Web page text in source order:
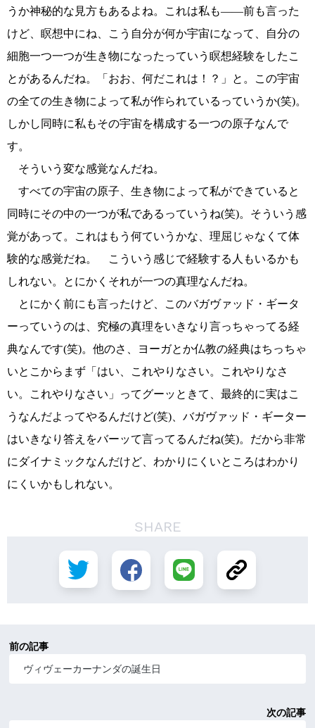
うか神秘的な見方もあるよね。これは私も――前も言った
けど、瞑想中にね、こう自分が何か宇宙になって、自分の
細胞一つ一つが生き物になったっていう瞑想経験をしたこ
とがあるんだね。「おお、何だこれは！？」と。この宇宙
の全ての生き物によって私が作られているっていうか(笑)。
しかし同時に私もその宇宙を構成する一つの原子なんで
す。
そういう変な感覚なんだね。
すべての宇宙の原子、生き物によって私ができていると
同時にその中の一つが私であるっていうね(笑)。そういう感
覚があって。これはもう何ていうかな、理屈じゃなくて体
験的な感覚だね。 こういう感じで経験する人もいるかも
しれない。とにかくそれが一つの真理なんだね。
とにかく前にも言ったけど、このバガヴァッド・ギータ
ーっていうのは、究極の真理をいきなり言っちゃってる経
典なんです(笑)。他のさ、ヨーガとか仏教の経典はちっちゃ
いとこからまず「はい、これやりなさい。これやりなさ
い。これやりなさい」ってグーッときて、最終的に実はこ
うなんだよってやるんだけど(笑)、バガヴァッド・ギーター
はいきなり答えをバーッて言ってるんだね(笑)。だから非常
にダイナミックなんだけど、わかりにくいところはわかり
にくいかもしれない。
SHARE
前の記事
ヴィヴェーカーナンダの誕生日
次の記事